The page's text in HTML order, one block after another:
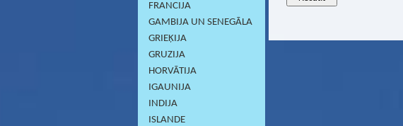
FRANCIJA
GAMBIJA UN SENEGĀLA
GRIEĶIJA
GRUZIJA
HORVĀTIJA
IGAUNIJA
INDIJA
ISLANDE